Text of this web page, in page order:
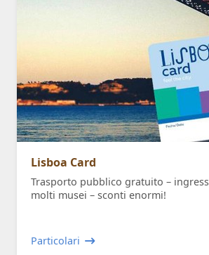
Lisboa Card
Trasporto pubblico gratuito –
molti musei – sconti enormi!
Particolari